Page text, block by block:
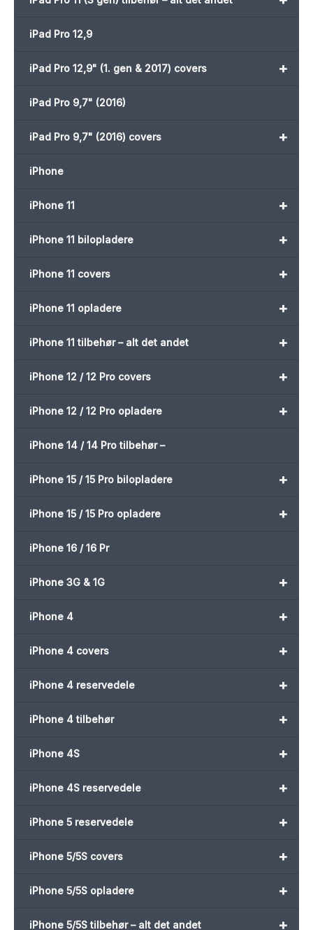
iPad Pro 12,9
+
iPad Pro 12,9" (1. gen & 2017) covers
iPad Pro 9,7" (2016)
+
iPad Pro 9,7" (2016) covers
iPhone
+
iPhone 11
+
iPhone 11 bilopladere
+
iPhone 11 covers
+
iPhone 11 opladere
+
iPhone 11 tilbehør – alt det andet
+
iPhone 12 / 12 Pro covers
+
iPhone 12 / 12 Pro opladere
iPhone 14 / 14 Pro tilbehør –
+
iPhone 15 / 15 Pro bilopladere
+
iPhone 15 / 15 Pro opladere
iPhone 16 / 16 Pr
+
iPhone 3G & 1G
+
iPhone 4
+
iPhone 4 covers
+
iPhone 4 reservedele
+
iPhone 4 tilbehør
+
iPhone 4S
+
iPhone 4S reservedele
+
iPhone 5 reservedele
+
iPhone 5/5S covers
+
iPhone 5/5S opladere
+
iPhone 5/5S tilbehør – alt det andet